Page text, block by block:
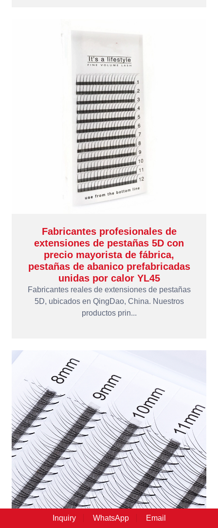
Fabricantes profesionales de
extensiones de pestañas 5D con
precio mayorista de fábrica,
pestañas de abanico prefabricadas
unidas por calor YL45
Fabricantes reales de extensiones de pestañas
5D, ubicados en QingDao, China. Nuestros
productos prin...
Inquiry WhatsApp Email